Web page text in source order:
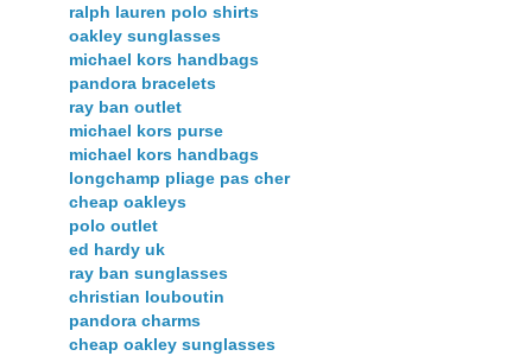
ralph lauren polo shirts
oakley sunglasses
michael kors handbags
pandora bracelets
ray ban outlet
michael kors purse
michael kors handbags
longchamp pliage pas cher
cheap oakleys
polo outlet
ed hardy uk
ray ban sunglasses
christian louboutin
pandora charms
cheap oakley sunglasses